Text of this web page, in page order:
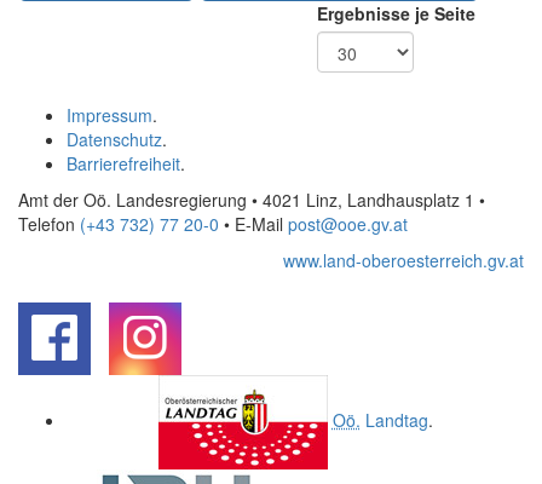
Ergebnisse je Seite
Impressum.
Datenschutz.
Barrierefreiheit.
Amt der Oö. Landesregierung • 4021 Linz, Landhausplatz 1 •
Telefon (+43 732) 77 20-0 • E-Mail post@ooe.gv.at
www.land-oberoesterreich.gv.at
Oö. Landtag.